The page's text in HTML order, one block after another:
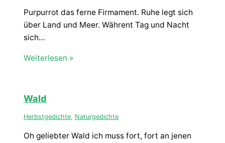
Purpurrot das ferne Firmament. Ruhe legt sich
über Land und Meer. Währent Tag und Nacht
sich…
Weiterlesen »
Wald
Herbstgedichte, Naturgedichte
Oh geliebter Wald ich muss fort, fort an jenen